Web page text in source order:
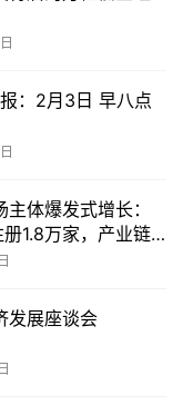
：2月3日 早八点
体爆发式增长：
1.8万家，产业链
发展座谈会